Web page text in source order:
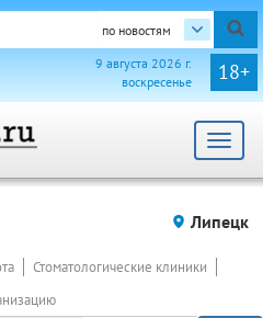
по новостям
18+
9 августа 2026 г.
воскресенье
Toggle
Липецк
Стоматологические клиники